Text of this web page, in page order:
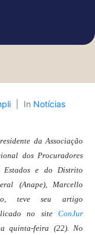
In Notícias
da Associação
dos Procuradores
Estados e do Distrito
(Anape), Marcello
teve seu artigo
no site ConJur
quinta-feira (22). No